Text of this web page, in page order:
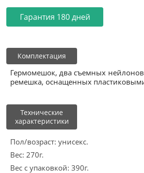
Гарантия 180 дней
Комплектация
Гермомешок, два съемных
ремешка, оснащенных
Технические
характеристики
Пол/возраст: унисекс.
Вес: 270г.
Вес с упаковкой: 390г.